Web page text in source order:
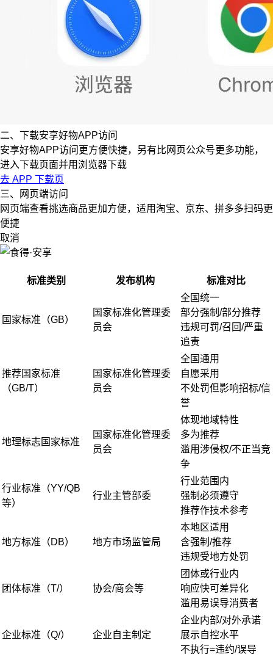
二、下载安享好物APP访问
安享好物APP访问更方便快捷，另有比网页公众号更多功能，
进入下载页面并用浏览器下载
去 APP 下载页
三、网页端访问
网页端查看挑选商品更加方便，适用淘宝、京东、拼多多扫码更
便捷
取消
标准类别 发布机构 标准对比
国家标准（GB）
国家标准化管理委
员会
全国统一
部分强制/部分推荐
违规可罚/召回/严重
追责
推荐国家标准
（GB/T）
国家标准化管理委
员会
全国通用
自愿采用
不处罚但影响招标/信
誉
地理标志国家标准
国家标准化管理委
员会
体现地域特性
多为推荐
滥用涉侵权/不正当竞
争
行业标准（YY/QB
等）
行业主管部委
行业范围内
强制必须遵守
推荐作技术参考
地方标准（DB） 地方市场监管局
本地区适用
含强制/推荐
违规受地方处罚
团体标准（T/） 协会/商会等
团体或行业内
响应快可差异化
滥用易误导消费者
企业标准（Q/） 企业自主制定
企业内部/对外承诺
展示自控水平
不执行=违约/误导